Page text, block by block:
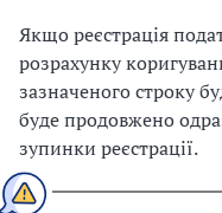
Якщо реєстрація
розрахунку
зазначеного строку
буде продовжено
зупинки реєстрації.